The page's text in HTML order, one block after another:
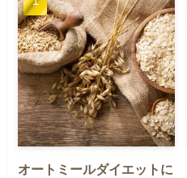
オートミールダイエットに